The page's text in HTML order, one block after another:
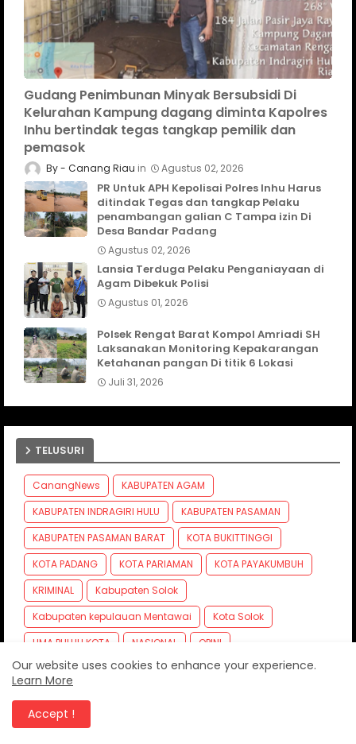
Gudang Penimbunan Minyak Bersubsidi Di
Kelurahan Kampung dagang diminta Kapolres
Inhu bertindak tegas tangkap pemilik dan
pemasok
Canang Riau Agustus 02, 2026
PR Untuk APH Kepolisai Polres Inhu Harus
ditindak Tegas dan tangkap Pelaku
penambangan galian C Tampa izin Di
Desa Bandar Padang
Agustus 02, 2026
Lansia Terduga Pelaku Penganiayaan di
Agam Dibekuk Polisi
Agustus 01, 2026
Polsek Rengat Barat Kompol Amriadi SH
Laksanakan Monitoring Kepakarangan
Ketahanan pangan Di titik 6 Lokasi
Juli 31, 2026
TELUSURI
CanangNews
KABUPATEN AGAM
KABUPATEN INDRAGIRI HULU
KABUPATEN PASAMAN
KABUPATEN PASAMAN BARAT
KOTA BUKITTINGGI
KOTA PADANG
KOTA PARIAMAN
KOTA PAYAKUMBUH
KRIMINAL
Kabupaten Solok
Kabupaten kepulauan Mentawai
Kota Solok
LIMA PULUH KOTA
NASIONAL
OPINI
PADANG PARIAMAN
PARIWISATA PERISTIWA
TNI
Our website uses cookies to enhance your experience.
Learn More
Accept !